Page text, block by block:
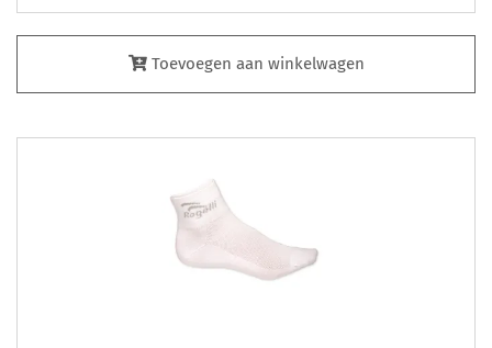
Toevoegen aan winkelwagen